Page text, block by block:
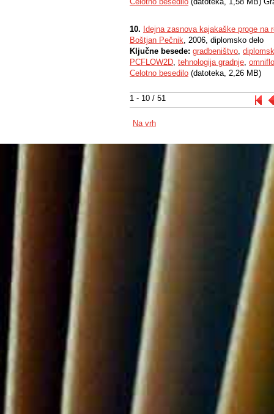
1 - 10 / 51
10. Idejna zasnova kajakaške proge na
Boštjan Pečnik, 2006, diplomsko delo
Ključne besede: gradbeništvo,
PCFLOW2D, tehnologija gradnje,
Celotno besedilo (datoteka, 2,26 MB)
Na vrh